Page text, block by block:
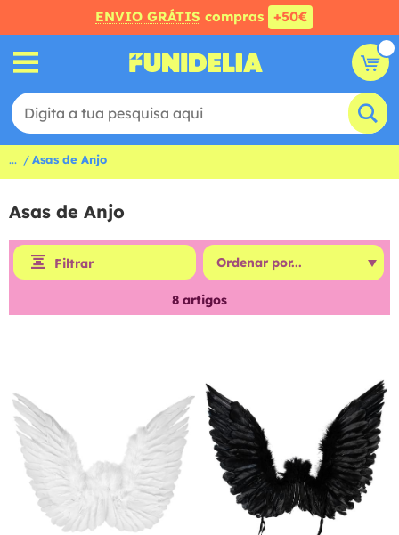
ENVIO GRÁTIS compras +50€
... Asas de Anjo
Asas de Anjo
Filtrar
8 artigos